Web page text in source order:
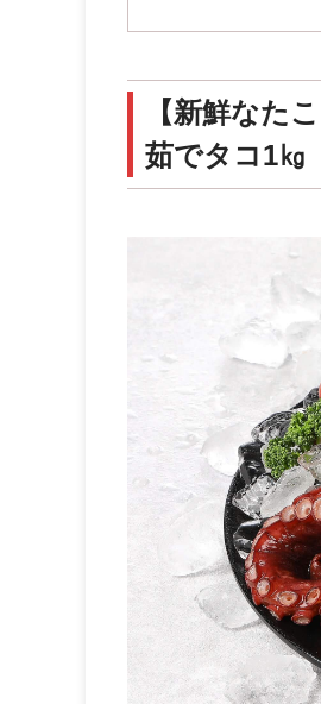
【新鮮なた
茹でタコ1㎏